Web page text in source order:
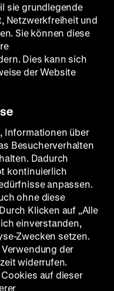
Johnnie To, B: Wai
Koo, Sun Honglei,
(Koo) unter
zu helfen. Als
und seine Truppe
können sie Choi
Johnnie Tos zweite
ist ein systemisch
und
derart gritty;
aus
in reduzierter
gespannten
Warin einen
Gewaltausbruch
sie grundlegende
Netzwerkfreiheit und
Sie können diese
Dies kann sich
der Website
Informationen über
Besucherverhalten
Dadurch
kontinuierlich
anpassen.
ohne diese
Klicken auf „Alle
einverstanden,
Zwecken setzen.
der
widerrufen.
auf dieser